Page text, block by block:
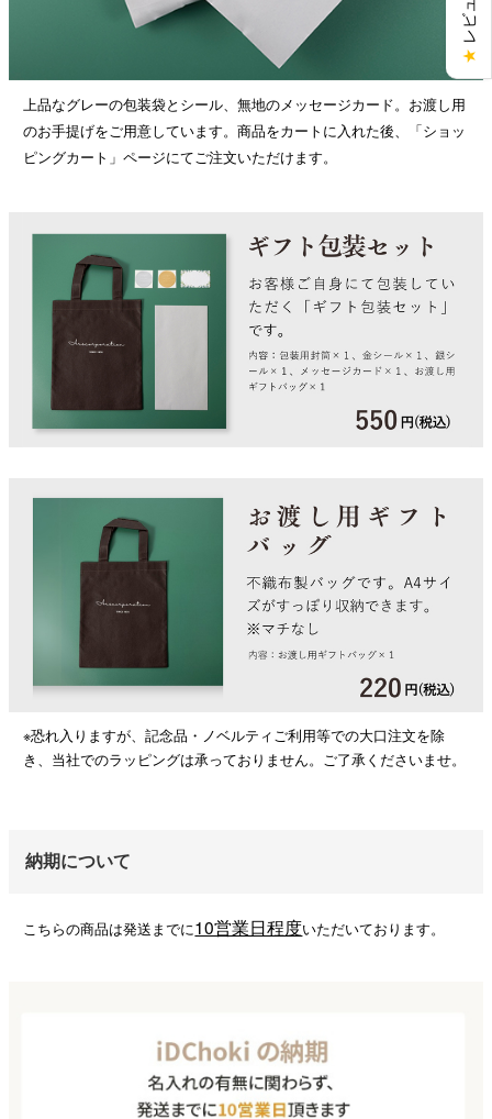
上品なグレーの包装袋とシール、無地のメッセージカード。お渡し用
のお手提げをご用意しています。商品をカートに入れた後、「ショッ
ピングカート」ページにてご注文いただけます。
※恐れ入りますが、記念品・ノベルティご利用等での大口注文を除
き、当社でのラッピングは承っておりません。ご了承くださいませ。
納期について
こちらの商品は発送までに10営業日程度いただいております。
★